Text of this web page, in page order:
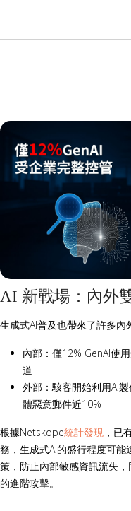
AI 新戰場：內外
生成式AI普及也帶來了許多內
內部：僅12% GenAI使
道
外部：駭客開始利用AI
體惡意郵件近10%
根據Netskope統計發現 ，已
務，生成式AI的盛行程度可
策，防止內部敏感資訊流失
的進階攻擊。